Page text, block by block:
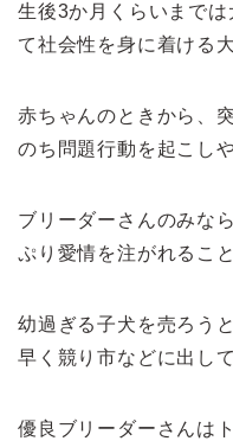
生後3か月くらいまで
て社会性を身に着ける
赤ちゃんのときから、
のち問題行動を起こし
ブリーダーさんのみな
ぷり愛情を注がれるこ
幼過ぎる子犬を売ろう
早く競り市などに出し
優良ブリーダーさんは